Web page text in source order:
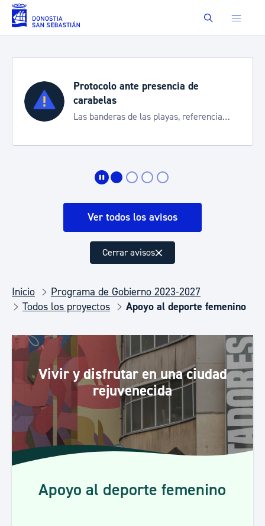
Saltar al contenido principal Buscar
Protocolo ante presencia de
carabelas
Las banderas de las playas, referencia
Ver todos los avisos
Cerrar avisos
Inicio
Programa de Gobierno 2023-2027
Todos los proyectos
Apoyo al deporte femenino
Vivir y disfrutar en una ciudad
rejuvenecida
Apoyo al deporte femenino